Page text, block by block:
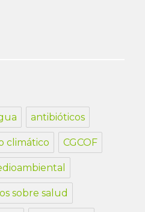
antibióticos
climático CGCOF
sobre salud